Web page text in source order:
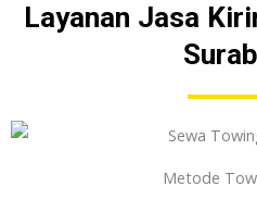
Layanan Jasa
Metode